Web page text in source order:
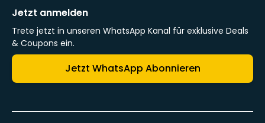
Jetzt anmelden
Trete jetzt in unseren WhatsApp Kanal für exklusive Deals
& Coupons ein.
Jetzt WhatsApp Abonnieren